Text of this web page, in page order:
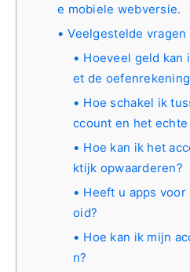
e mobiele webversie.
Veelgestelde vragen
Hoeveel geld kan
et de
Hoe schakel ik
ccount en het echte
Hoe kan ik het
ktijk opwaarderen?
Heeft u apps voor
oid?
Hoe kan ik mijn
n?